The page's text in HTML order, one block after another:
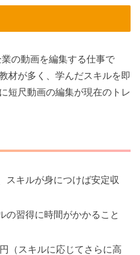
の動画を編集する仕事で
材が多く、学んだスキルを即
短尺動画の編集が現在のトレ
スキルが身につけば安定収
の習得に時間がかかること
（スキルに応じてさらに高